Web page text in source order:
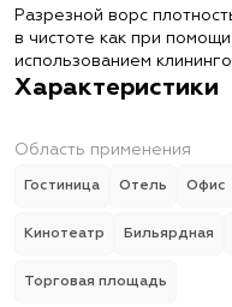
Разрезной ворс
в чистоте как при
использованием
Характеристики
Область применения
Гостиница Отель Офис
Кинотеатр Бильярдная
Торговая площадь